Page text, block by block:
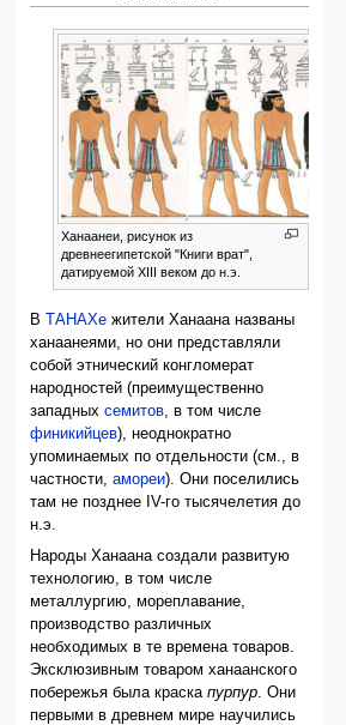
Ханаанеи, рисунок из
древнеегипетской "Книги врат",
датируемой XIII веком до н.э.
В ТАНАХе жители Ханаана названы
ханаанеями, но они представляли
собой этнический конгломерат
народностей (преимущественно
западныхсемитов, в том числе
финикийцев), неоднократно
упоминаемых по отдельности (см., в
частности,амореи). Они поселились
там не позднее IV-го тысячелетия до
н.э.
Народы Ханаана создали развитую
технологию, в том числе
металлургию, мореплавание,
производство различных
необходимых в те времена товаров.
Эксклюзивным товаром ханаанского
побережья была краскапурпур . Они
первыми в древнем мире научились